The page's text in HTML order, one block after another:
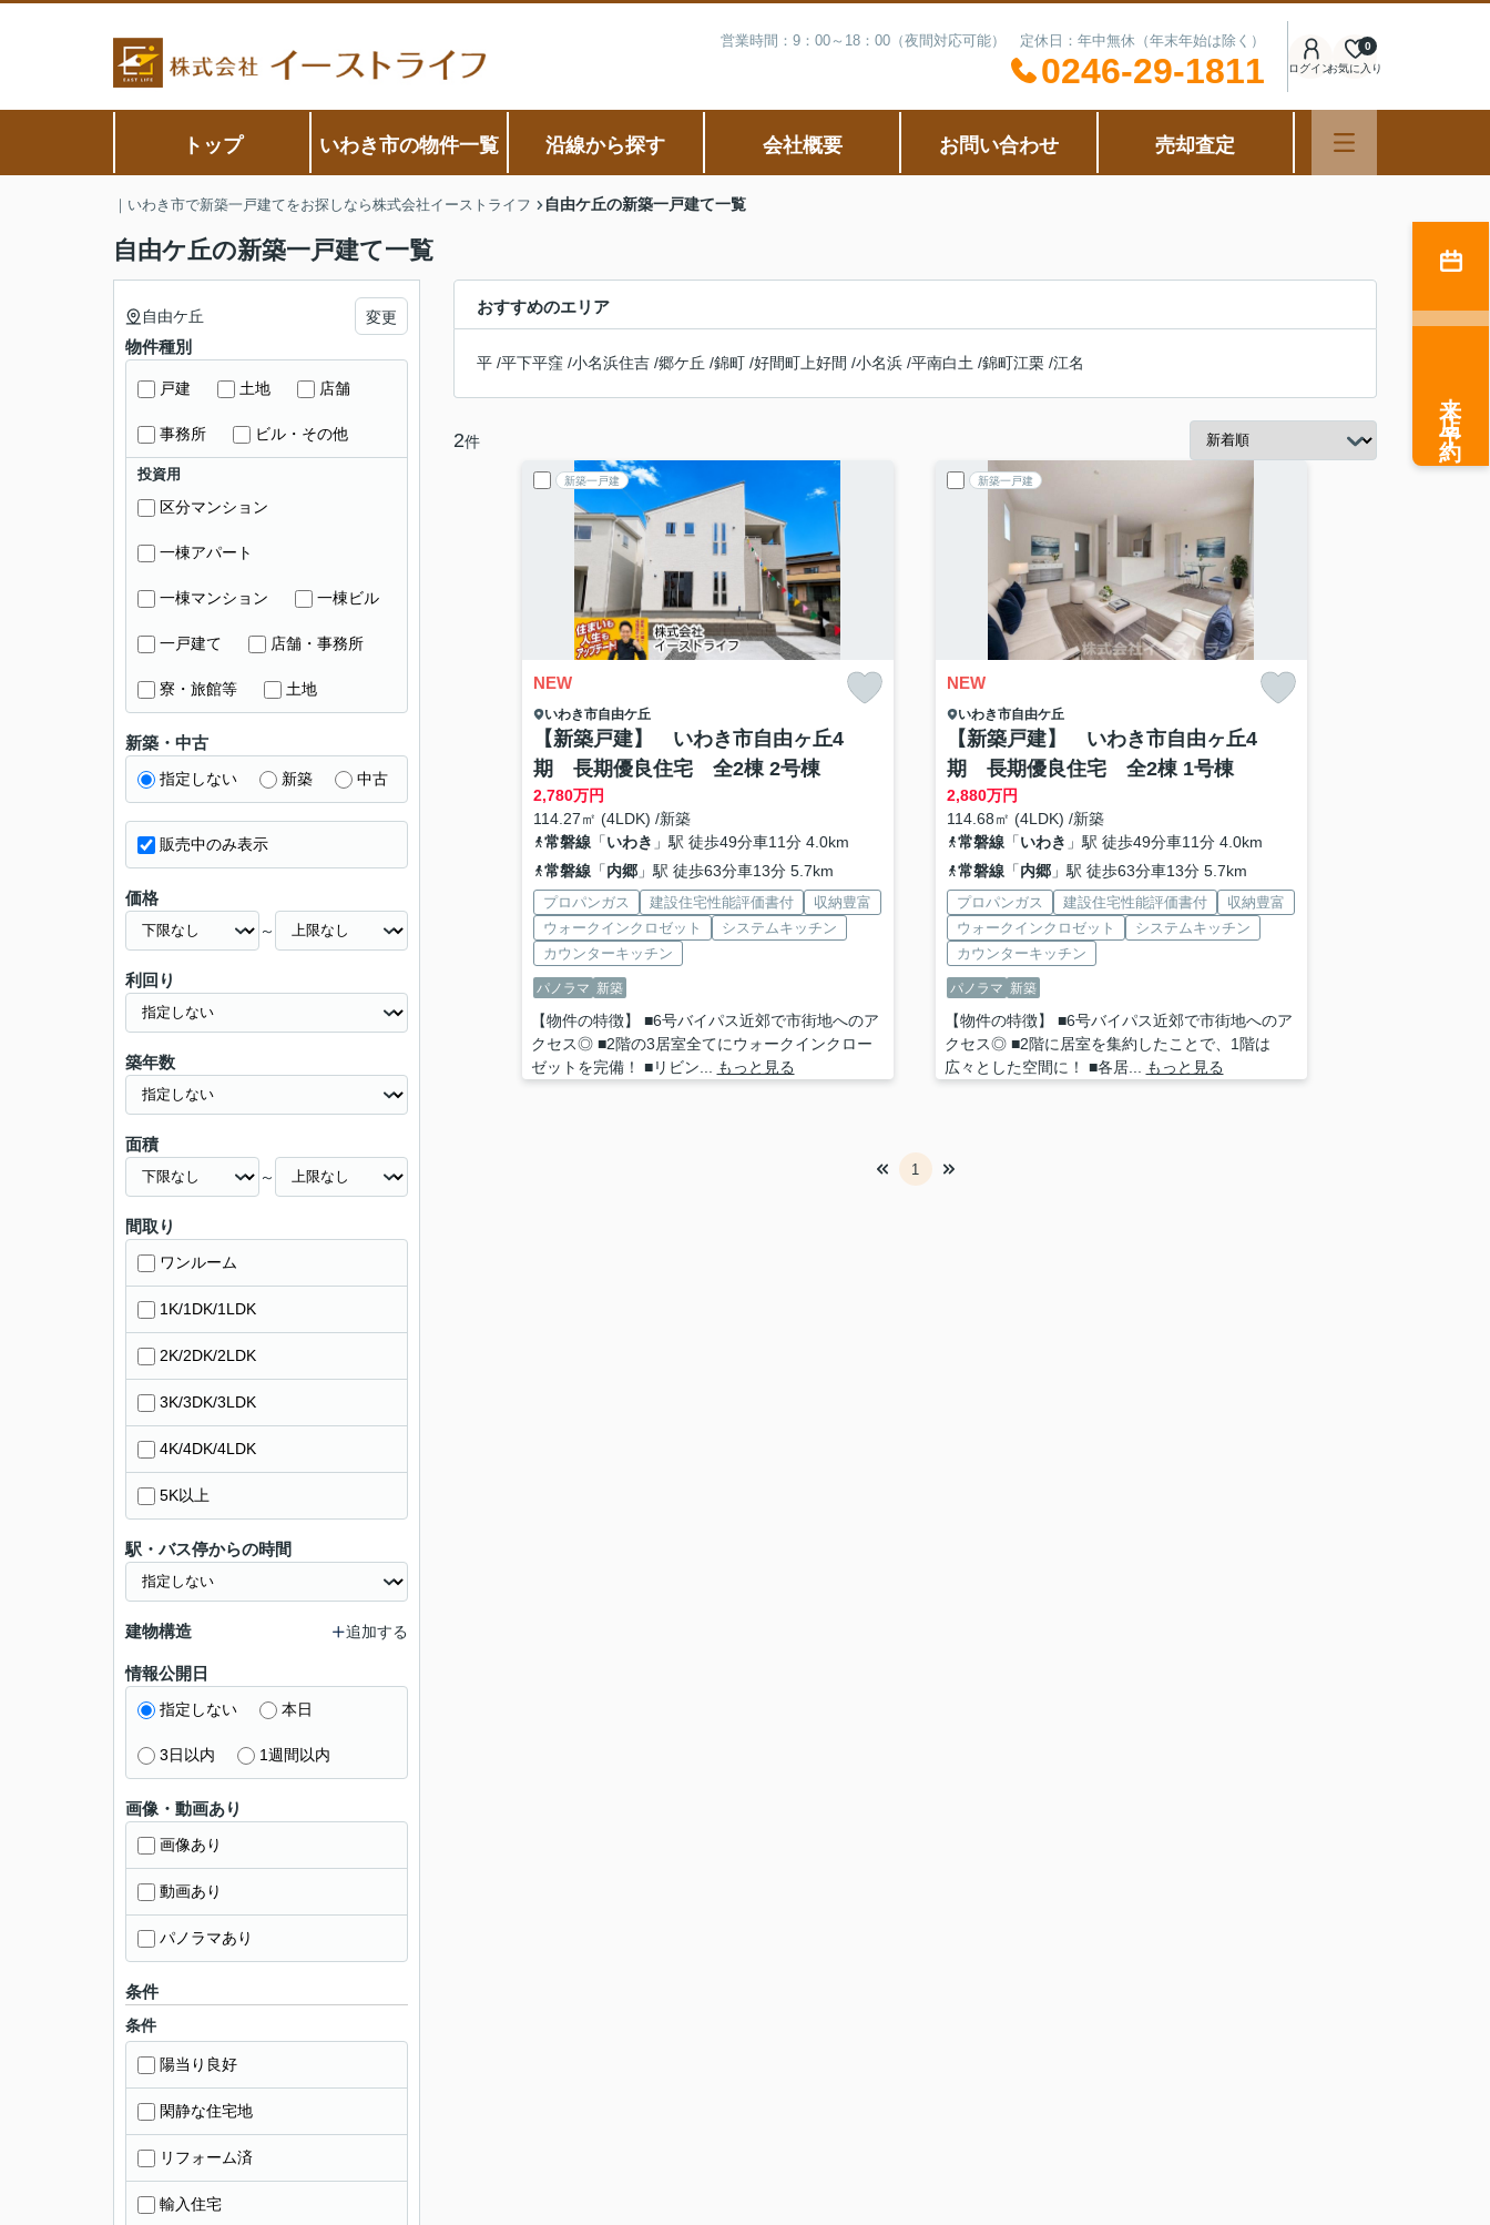
営業時間：9：00～18：00（夜間対応可能） 定休日：年中無休（年末年始は除く）
0246-29-1811 ログインお気に入り
0
トップ いわき市の物件一覧 沿線から探す 会社概要 お問い合わせ 売却査定
｜いわき市で新築一戸建てをお探しなら株式会社イーストライフ 自由ケ丘の新築一戸建て一覧
自由ケ丘の新築一戸建て一覧
おすすめのエリア
平 /平下平窪 /小名浜住吉 /郷ケ丘 /錦町 /好間町上好間 /小名浜 /平南白土 /錦町江栗 /江名
2件
新築一戸建
NEW
いわき市自由ケ丘
【新築戸建】 いわき市自由ヶ丘4
期 長期優良住宅 全2棟 2号棟
2,780万円
114.27㎡ (4LDK) /新築
常磐線「いわき 」駅 徒歩49分車11分 4.0km
常磐線「内郷」駅 徒歩63分車13分 5.7km
プロパンガス 建設住宅性能評価書付
収納豊富
ウォークインクロゼット
システムキッチン
カウンターキッチン
パノラマ 新築
【物件の特徴】 ■6号バイパス近郊で市街地へのア
クセス◎ ■2階の3居室全てにウォークインクロー
ゼットを完備！ ■リビン...
もっと見る
新築一戸建
NEW
いわき市自由ケ丘
【新築戸建】 いわき市自由ヶ丘4
期 長期優良住宅 全2棟 1号棟
2,880万円
114.68㎡ (4LDK) /新築
常磐線「いわき 」駅 徒歩49分車11分 4.0km
常磐線「内郷」駅 徒歩63分車13分 5.7km
プロパンガス 建設住宅性能評価書付
収納豊富
ウォークインクロゼット
システムキッチン
カウンターキッチン
パノラマ 新築
【物件の特徴】 ■6号バイパス近郊で市街地へのア
クセス◎ ■2階に居室を集約したことで、1階は
広々とした空間に！ ■各居...
もっと見る
1
自由ケ丘 変更
物件種別
戸建 土地 店舗
事務所 ビル・その他
投資用
区分マンション
一棟アパート
一棟マンション 一棟ビル
一戸建て 店舗・事務所
寮・旅館等 土地
新築・中古
指定しない 新築 中古
販売中のみ表示
価格
～
利回り
築年数
面積
～
間取り
ワンルーム
1K/1DK/1LDK
2K/2DK/2LDK
3K/3DK/3LDK
4K/4DK/4LDK
5K以上
駅・バス停からの時間
建物構造 追加する
情報公開日
指定しない 本日
3日以内 1週間以内
画像・動画あり
画像あり
動画あり
パノラマあり
条件
条件
陽当り良好
閑静な住宅地
リフォーム済
輸入住宅
来店予約